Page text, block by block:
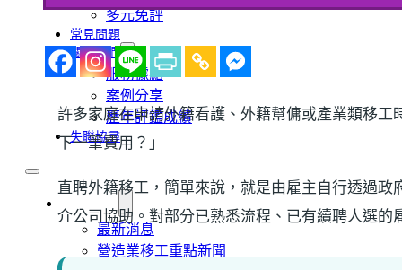
多元免評
常見問題
關於我們
服務據點
案例分享
歷年評鑑成績
失聯協尋
移工新聞
最新消息
營造業移工重點新聞
許多家庭在申請外籍看護、外籍幫傭或產業類移
下一筆費用？」
直聘外籍移工，簡單來說，就是由雇主自行透過
介公司協助。對部分已熟悉流程、已有續聘人選